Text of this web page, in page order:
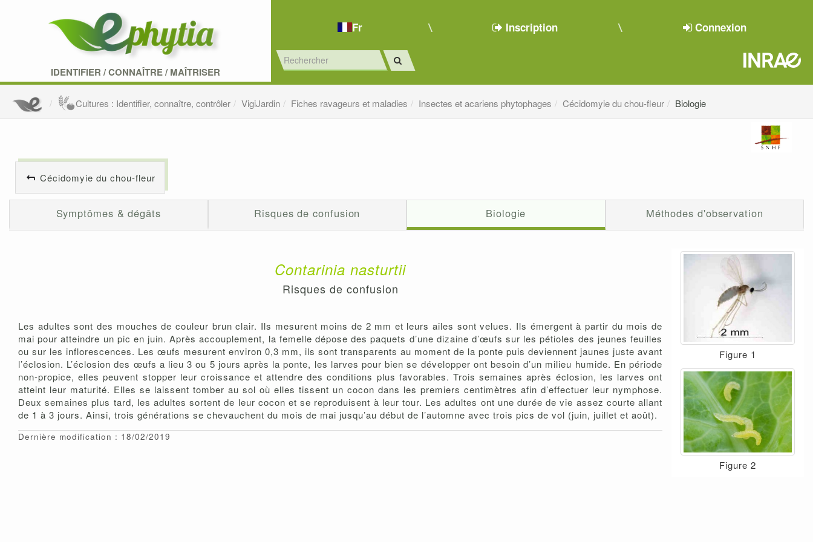
IDENTIFIER /CONNAÎTRE/MAÎTRISER
Fr Inscription Connexion
Cultures : Identifier, connaître, contrôler VigiJardin Fiches ravageurs et maladies Insectes et acariens phytophages Cécidomyie du chou-fleur Biologie
Cécidomyie du chou-fleur
Symptômes & dégâts Risques de confusion Biologie Méthodes d'observation
Contarinia nasturtii
Risques de confusion
Les adultes sont des mouches de couleur brun clair. Ils mesurent moins de 2 mm et leurs ailes sont velues. Ils émergent à partir du mois de
mai pour atteindre un pic en juin. Après accouplement, la femelle dépose des paquets d’une dizaine d’œufs sur les pétioles des jeunes feuilles
ou sur les inflorescences. Les œufs mesurent environ 0,3 mm, ils sont transparents au moment de la ponte puis deviennent jaunes juste avant
l’éclosion. L’éclosion des œufs a lieu 3 ou 5 jours après la ponte, les larves pour bien se développer ont besoin d’un milieu humide. En période
non-propice, elles peuvent stopper leur croissance et attendre des conditions plus favorables. Trois semaines après éclosion, les larves ont
atteint leur maturité. Elles se laissent tomber au sol où elles tissent un cocon dans les premiers centimètres afin d’effectuer leur nymphose.
Deux semaines plus tard, les adultes sortent de leur cocon et se reproduisent à leur tour. Les adultes ont une durée de vie assez courte allant
de 1 à 3 jours. Ainsi, trois générations se chevauchent du mois de mai jusqu’au début de l’automne avec trois pics de vol (juin, juillet et août).
Dernière modification : 18/02/2019
Figure 1
Figure 2